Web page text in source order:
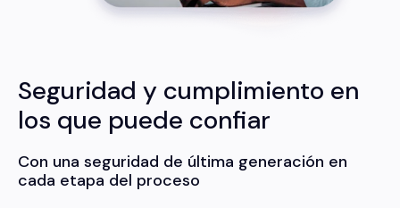
Seguridad y cumplimiento en
los que puede confiar
Con una seguridad de última generación en
cada etapa del proceso